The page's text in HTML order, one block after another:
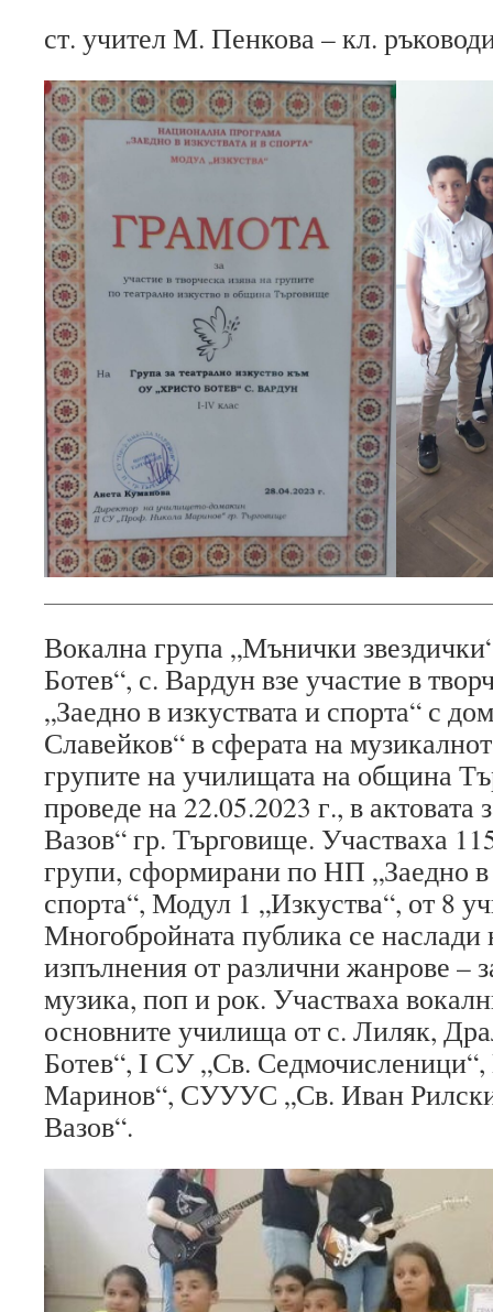
ст. учител М. Пенкова – кл.
Вокална група „Мънички
Ботев“, с. Вардун взе участие в
„Заедно в изкуствата и спорта“ с
Славейков“ в сферата на
групите на училищата на община
проведе на 22.05.2023 г., в
Вазов“ гр. Търговище. Участваха
групи, сформирани по НП „Заедно в
спорта“, Модул 1 „Изкуства“, от 8
Многобройната публика се наслади
изпълнения от различни жанрове –
музика, поп и рок. Участваха
основните училища от с. Лиляк,
Ботев“, I СУ „Св.
Маринов“, СУУУС „Св. Иван
Вазов“.